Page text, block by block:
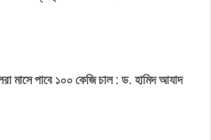
মাসে পাবে ১০০ কেজি চাল : ড. হামিদ আযাদ